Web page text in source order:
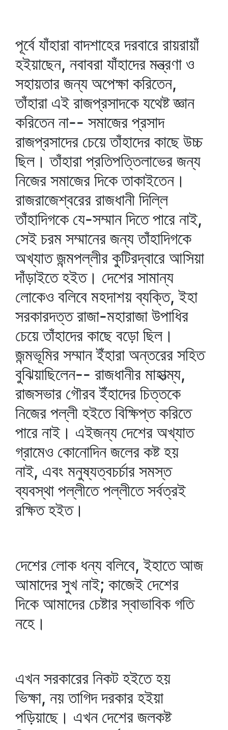
পূর্বে যাঁহারা বাদশাহের দরবারে রায়রায়াঁ
হইয়াছেন, নবাবরা যাঁহাদের মন্ত্রণা ও
সহায়তার জন্য অপেক্ষা করিতেন,
তাঁহারা এই রাজপ্রসাদকে যথেষ্ট জ্ঞান
করিতেন না-- সমাজের প্রসাদ
রাজপ্রসাদের চেয়ে তাঁহাদের কাছে উচ্চ
ছিল। তাঁহারা প্রতিপত্তিলাভের জন্য
নিজের সমাজের দিকে তাকাইতেন।
রাজরাজেশ্বরের রাজধানী দিল্লি
তাঁহাদিগকে যে-সম্মান দিতে পারে নাই,
সেই চরম সম্মানের জন্য তাঁহাদিগকে
অখ্যাত জন্মপল্লীর কুটিরদ্বারে আসিয়া
দাঁড়াইতে হইত। দেশের সামান্য
লোকেও বলিবে মহদাশয় ব্যক্তি, ইহা
সরকারদত্ত রাজা-মহারাজা উপাধির
চেয়ে তাঁহাদের কাছে বড়ো ছিল।
জন্মভূমির সম্মান ইঁহারা অন্তরের সহিত
বুঝিয়াছিলেন-- রাজধানীর মাহাত্ম্য,
রাজসভার গৌরব ইঁহাদের চিত্তকে
নিজের পল্লী হইতে বিক্ষিপ্ত করিতে
পারে নাই। এইজন্য দেশের অখ্যাত
গ্রামেও কোনোদিন জলের কষ্ট হয়
নাই, এবং মনুষ্যত্বচর্চার সমস্ত
ব্যবস্থা পল্লীতে পল্লীতে সর্বত্রই
রক্ষিত হইত।
দেশের লোক ধন্য বলিবে, ইহাতে আজ
আমাদের সুখ নাই; কাজেই দেশের
দিকে আমাদের চেষ্টার স্বাভাবিক গতি
নহে।
এখন সরকারের নিকট হইতে হয়
ভিক্ষা, নয় তাগিদ দরকার হইয়া
পড়িয়াছে। এখন দেশের জলকষ্ট